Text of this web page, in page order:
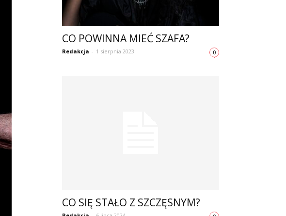
CO POWINNA MIEĆ SZAFA?
Redakcja - 1 sierpnia 2023 0
CO SIĘ STAŁO Z SZCZĘSNYM?